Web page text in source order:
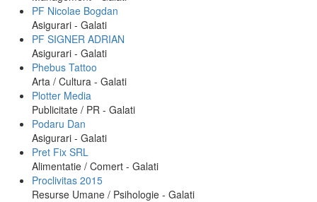
PF Nicolae Bogdan
Asigurari - Galati
PF SIGNER ADRIAN
Asigurari - Galati
Phebus Tattoo
Arta / Cultura - Galati
Plotter Media
Publicitate / PR - Galati
Podaru Dan
Asigurari - Galati
Pret Fix SRL
Alimentatie / Comert - Galati
Proclivitas 2015
Resurse Umane / Psihologie - Galati